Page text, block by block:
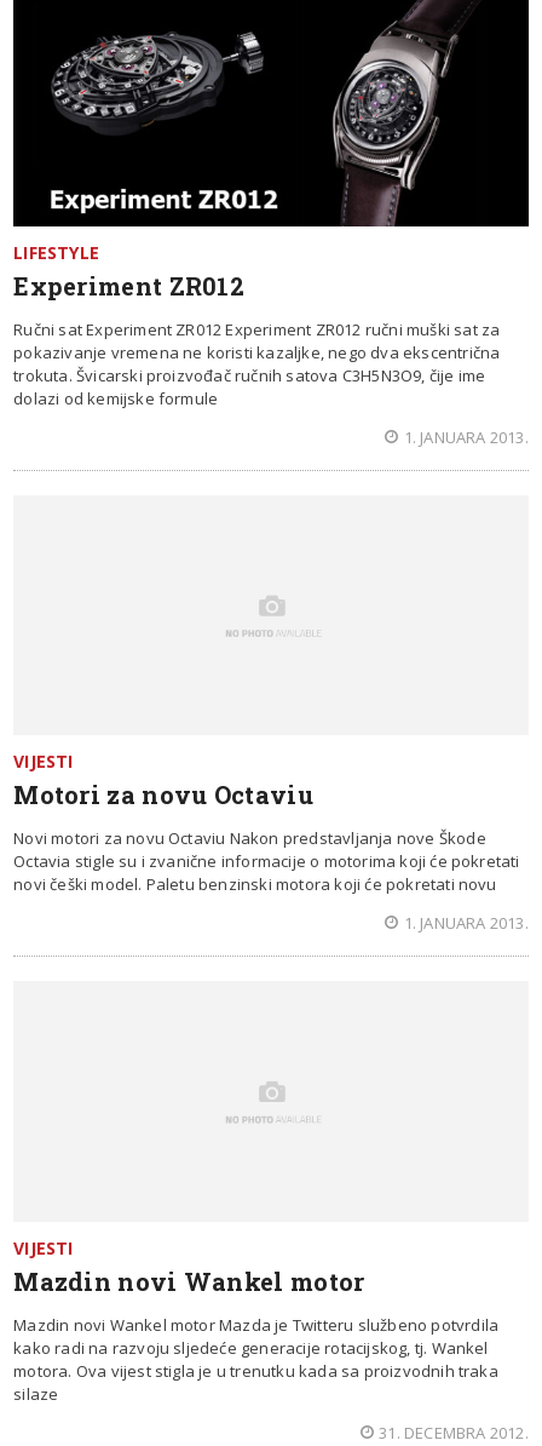
LIFESTYLE
Experiment ZR012
Ručni sat Experiment ZR012 Experiment ZR012 ručni muški sat za
pokazivanje vremena ne koristi kazaljke, nego dva ekscentrična
trokuta. Švicarski proizvođač ručnih satova C3H5N3O9, čije ime
dolazi od kemijske formule
1. JANUARA 2013.
VIJESTI
Motori za novu Octaviu
Novi motori za novu Octaviu Nakon predstavljanja nove Škode
Octavia stigle su i zvanične informacije o motorima koji će pokretati
novi češki model. Paletu benzinski motora koji će pokretati novu
1. JANUARA 2013.
VIJESTI
Mazdin novi Wankel motor
Mazdin novi Wankel motor Mazda je Twitteru službeno potvrdila
kako radi na razvoju sljedeće generacije rotacijskog, tj. Wankel
motora. Ova vijest stigla je u trenutku kada sa proizvodnih traka
silaze
31. DECEMBRA 2012.